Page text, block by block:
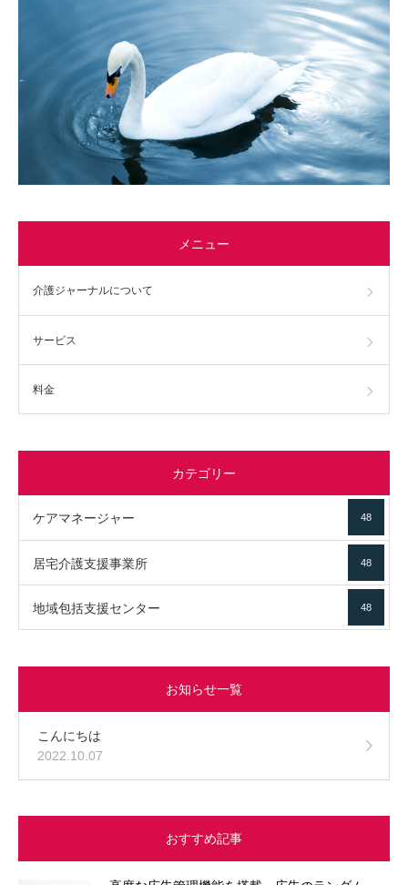
メニュー
介護ジャーナルについて
サービス
料金
カテゴリー
ケアマネージャー 48
居宅介護支援事業所 48
地域包括支援センター 48
お知らせ一覧
こんにちは
2022.10.07
おすすめ記事